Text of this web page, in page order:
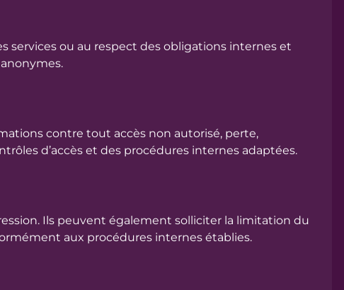
services ou au respect des obligations internes et
contre tout accès non autorisé, perte,
d’accès et des procédures internes adaptées.
Ils peuvent également solliciter la limitation du
aux procédures internes établies.